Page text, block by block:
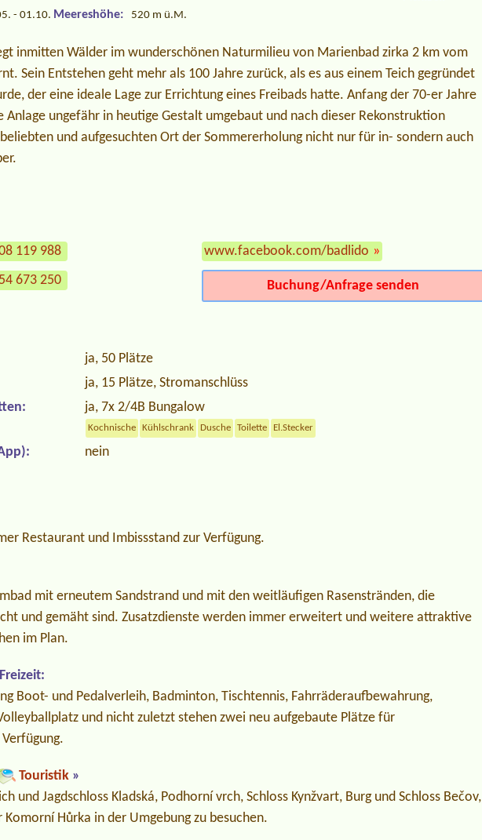
- 01.10. Meereshöhe: 520 m ü.M.
inmitten Wälder im wunderschönen Naturmilieu von Marienbad zirka 2 km vom
Sein Entstehen geht mehr als 100 Jahre zurück, als es aus einem Teich gegründet
der eine ideale Lage zur Errichtung eines Freibads hatte. Anfang der 70-er Jahre
Anlage ungefähr in heutige Gestalt umgebaut und nach die­ser Rekonstruktion
und aufgesuchten Ort der Sommererholung nicht nur für in- sondern auch
119 988
673 250
www.facebook.com/badlido »
Buchung/Anfrage senden
ja, 50 Plätze
ja, 15 Plätze, Stromanschlüss
ja, 7x 2/4B Bungalow
Kochnische Kühlschrank Dusche Toilette El.Stecker
nein
Restaurant und Imbissstand zur Verfügung.
mit erneutem Sandstrand und mit den weitläufigen Rasenstränden, die
und gemäht sind. Zusatzdienste werden immer erweitert und weitere attraktive
im Plan.
Boot- und Pedalverleih, Badminton, Tischtennis, Fahrräderaufbewahrung,
und nicht zuletzt stehen zwei neu aufgebaute Plätze für
Touristik »
und Jagdschloss Kladská, Podhorní vrch, Schloss Kynžvart, Burg und Schloss Bečov,
Komorní Hůrka in der Umgebung zu besuchen.